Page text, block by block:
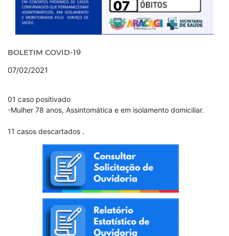
BOLETIM COVID-19
07/02/2021
01 caso positivado
-Mulher 78 anos, Assintomática e em isolamento domiciliar.
11 casos descartados .